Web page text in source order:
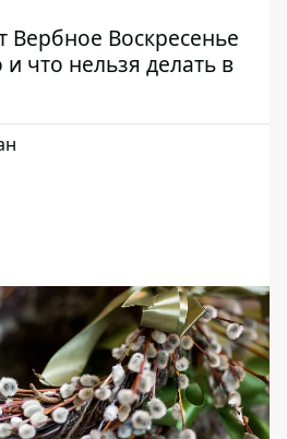
Вербное Воскресенье
что нельзя делать в